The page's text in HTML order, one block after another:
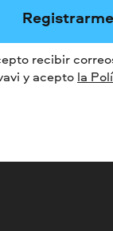
Registrarme
recibir
y acepto la